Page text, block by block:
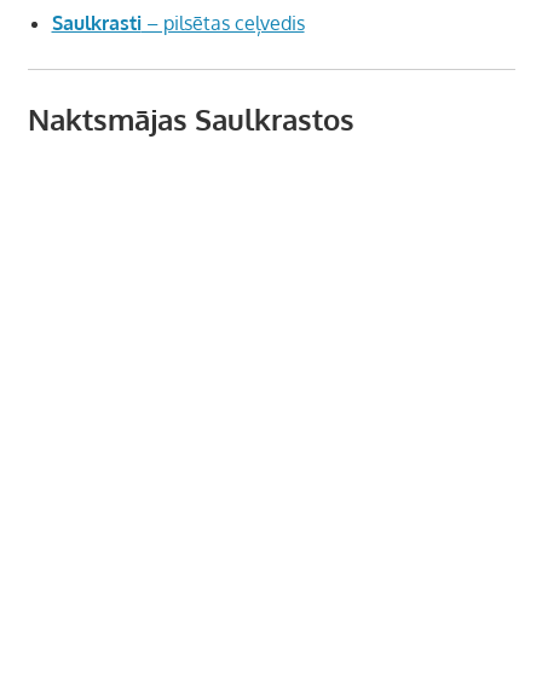
Saulkrasti– pilsētas ceļvedis
Naktsmājas Saulkrastos